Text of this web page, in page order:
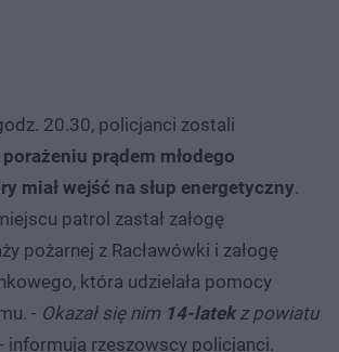
20.30, policjanci zostali
porażeniu prądem młodego
miał wejść na słup energetyczny.
patrol zastał załogę
pożarnej z Racławówki i załogę
która udzielała pomocy
- Okazał się nim 14-latekz powiatu
- informują rzeszowscy policjanci.